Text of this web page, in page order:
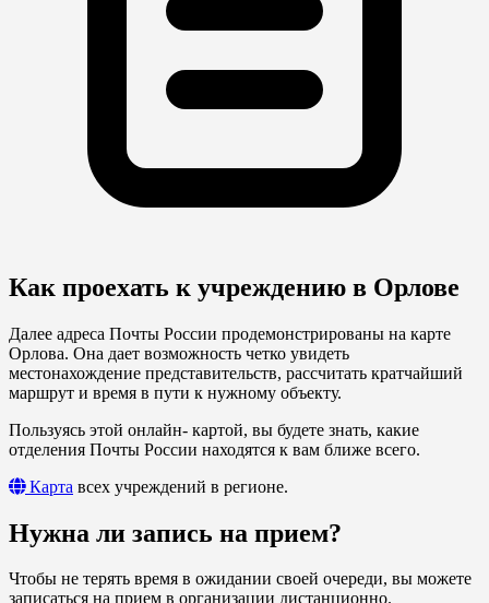
Как проехать к учреждению в Орлове
Далее адреса Почты России продемонстрированы на карте
Орлова. Она дает возможность четко увидеть
местонахождение представительств, рассчитать кратчайший
маршрут и время в пути к нужному объекту.
Пользуясь этой онлайн- картой, вы будете знать, какие
отделения Почты России находятся к вам ближе всего.
Карта всех учреждений в регионе.
Нужна ли запись на прием?
Чтобы не терять время в ожидании своей очереди, вы можете
записаться на прием в организации дистанционно.